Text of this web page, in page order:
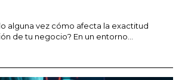
alguna vez cómo afecta la exactitud
de tu negocio? En un entorno...